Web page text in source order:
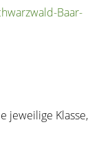
Baar-
jeweilige Klasse,